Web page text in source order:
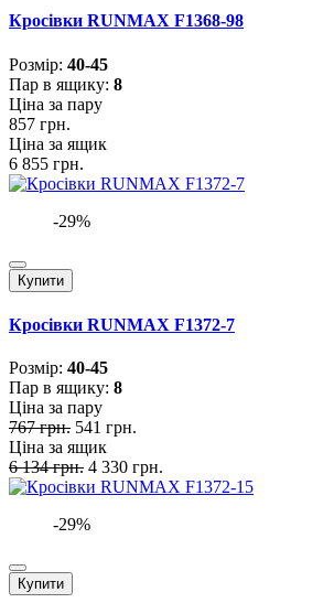
Кросівки RUNMAX F1368-98
Розмiр: 40-45
Пар в ящику: 8
Ціна за пару
857 грн.
Ціна за ящик
6 855 грн.
-29%
Купити
Кросівки RUNMAX F1372-7
Розмiр: 40-45
Пар в ящику: 8
Ціна за пару
767 грн. 541 грн.
Ціна за ящик
6 134 грн. 4 330 грн.
-29%
Купити